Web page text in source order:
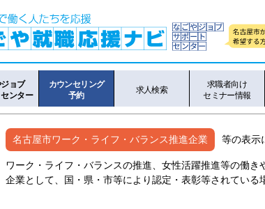
ョブ
ンター
カウンセリング
予約
求人検索
求職者向け
セミナー情報
名古屋市ワーク・ライフ・バランス推進企業 等の表示
ワーク・ライフ・バランスの推進、女性活躍推進等の働き
企業として、国・県・市等により認定・表彰等されている